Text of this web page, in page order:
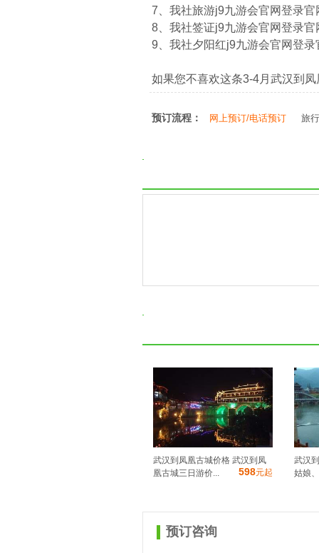
7、我社旅游j9九游会官网登录
8、我社签证j9九游会官网登录
9、我社夕阳红j9九游会官网登
如果您不喜欢这条3-4月武汉到
预订流程： 网上预订/电话预订 旅
武汉到凤凰古城价格 武汉到凤
凰古城三日游价...
598元起
武汉
姑娘
预订咨询